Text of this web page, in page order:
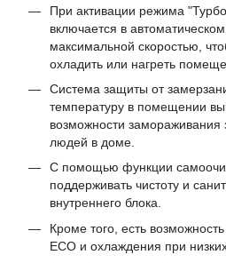
При активации режима
включается в
максимальной скоростью,
охладить или нагреть
Система защиты от
температуру в помещении
возможности замораживания
людей в доме.
С помощью функции
поддерживать чистоту и
внутреннего блока.
Кроме того, есть
ECO и охлаждения при